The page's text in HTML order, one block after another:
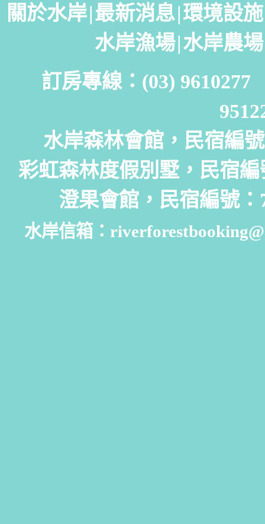
關於水岸|最新消息|環境設施
水岸漁場|水岸農場
訂房專線：(03)
水岸森林會館，民宿編
彩虹森林度假別墅，民宿
澄果會館，民宿編號
水岸信箱：